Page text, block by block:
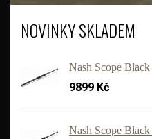
NOVINKY SKLADEM
Nash Scope
9899 Kč
Nash Scope